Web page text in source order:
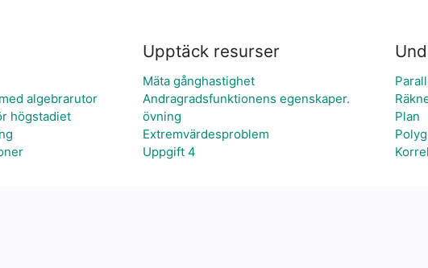
algebrarutor
högstadiet
Upptäck resurser
Mäta gånghastighet
Andragradsfunktionens egenskaper.
övning
Extremvärdesproblem
Uppgift 4
Plan